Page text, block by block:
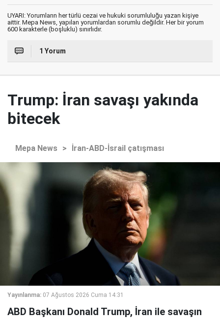
UYARI: Yorumların her türlü cezai ve hukuki sorumluluğu yazan kişiye
aittir. Mepa News, yapılan yorumlardan sorumlu değildir. Her bir yorum
600 karakterle (boşluklu) sınırlıdır.
1 Yorum
Trump: İran savaşı yakında
bitecek
Mepa News > İran-ABD-İsrail çatışması
Yayınlanma: 07 Ağustos 2026 Cuma 14:31
ABD Başkanı Donald Trump, İran ile savaşın